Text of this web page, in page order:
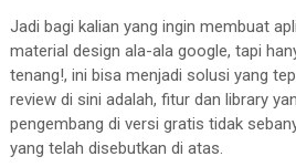
Jadi bagi kalian yang ingin membuat
material design ala-ala google, tapi
tenang!, ini bisa menjadi solusi yang
review di sini adalah, fitur dan library
pengembang di versi gratis tidak
yang telah disebutkan di atas.